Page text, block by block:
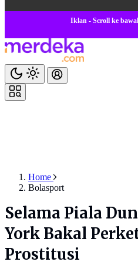
Iklan - Scroll ke
Home
Bolasport
Selama Piala
York Bakal
Prostitusi